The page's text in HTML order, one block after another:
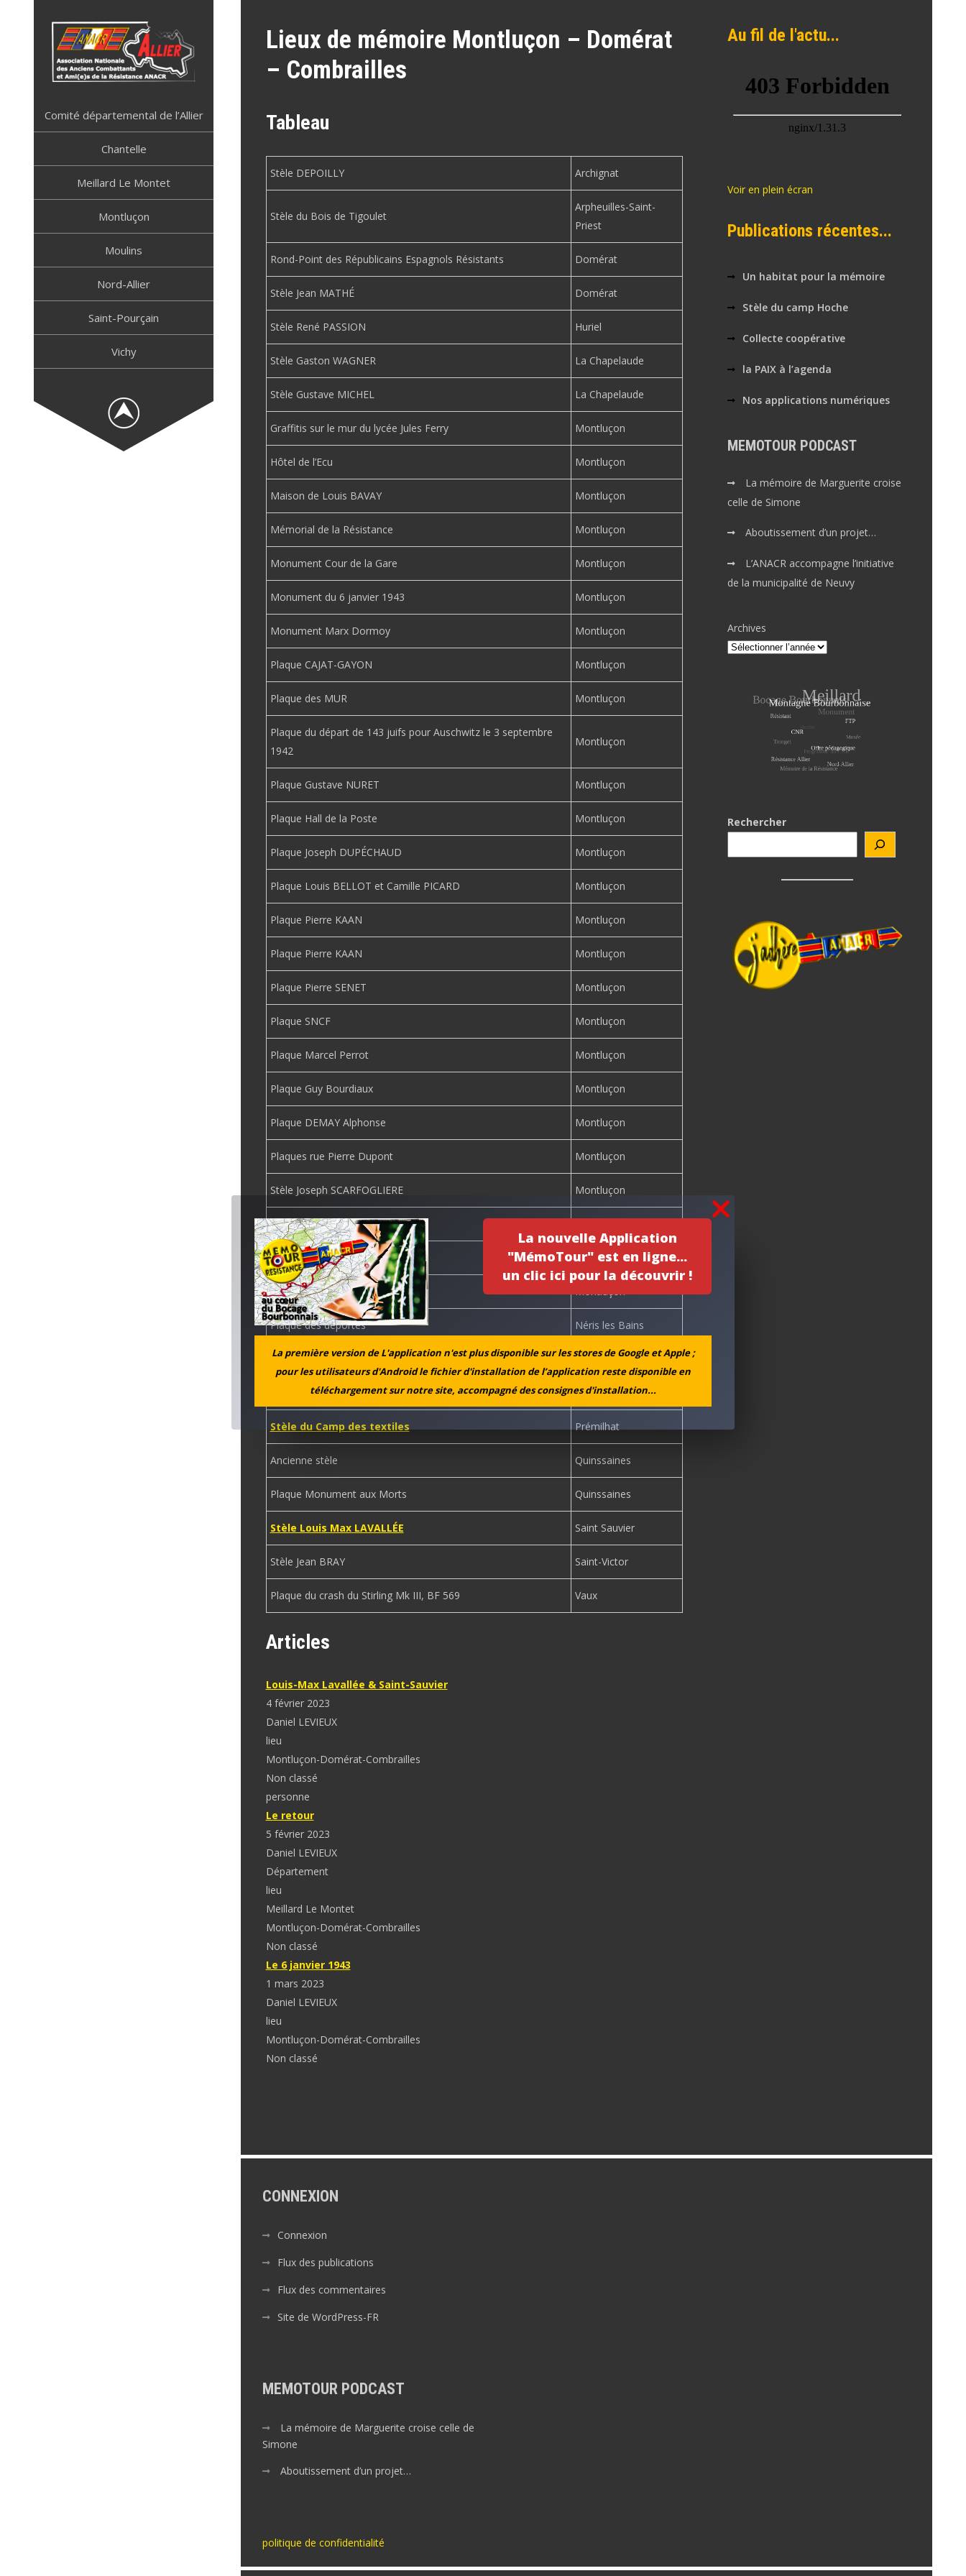
La nouvelle Application
"MémoTour" est en ligne...
un clic ici pour la découvrir !
La première version de L'application n'est plus disponible sur les stores de Google et Apple ;
pour les utilisateurs d'Android le fichier d'installation de l’application reste disponible en
téléchargement sur notre site, accompagné des consignes d'installation...
Comité départemental de l’Allier
Chantelle
Meillard Le Montet
Montluçon
Moulins
Nord-Allier
Saint-Pourçain
Vichy
Lieux de mémoire Montluçon – Domérat
– Combrailles
Tableau
Stèle DEPOILLY Archignat
Stèle du Bois de Tigoulet
Arpheuilles-Saint-
Priest
Rond-Point des Républicains Espagnols Résistants Domérat
Stèle Jean MATHÉ Domérat
Stèle René PASSION Huriel
Stèle Gaston WAGNER La Chapelaude
Stèle Gustave MICHEL La Chapelaude
Graffitis sur le mur du lycée Jules Ferry Montluçon
Hôtel de l’Ecu Montluçon
Maison de Louis BAVAY Montluçon
Mémorial de la Résistance Montluçon
Monument Cour de la Gare Montluçon
Monument du 6 janvier 1943 Montluçon
Monument Marx Dormoy Montluçon
Plaque CAJAT-GAYON Montluçon
Plaque des MUR Montluçon
Plaque du départ de 143 juifs pour Auschwitz le 3 septembre
1942
Montluçon
Plaque Gustave NURET Montluçon
Plaque Hall de la Poste Montluçon
Plaque Joseph DUPÉCHAUD Montluçon
Plaque Louis BELLOT et Camille PICARD Montluçon
Plaque Pierre KAAN Montluçon
Plaque Pierre KAAN Montluçon
Plaque Pierre SENET Montluçon
Plaque SNCF Montluçon
Plaque Marcel Perrot Montluçon
Plaque Guy Bourdiaux Montluçon
Plaque DEMAY Alphonse Montluçon
Plaques rue Pierre Dupont Montluçon
Stèle Joseph SCARFOGLIERE Montluçon
Stèle avenue Léon Blum
Stèle des Polonais Montluçon
Stèle Frédéric LEMAIRE Montluçon
Plaque des déportés Néris les Bains
Mémorial des Grises Prémilhat
Sépulture de fusillés des Grises Prémilhat
Stèle du Camp des textiles Prémilhat
Ancienne stèle Quinssaines
Plaque Monument aux Morts Quinssaines
Stèle Louis Max LAVALLÉE Saint Sauvier
Stèle Jean BRAY Saint-Victor
Plaque du crash du Stirling Mk III, BF 569 Vaux
Articles
Louis-Max Lavallée & Saint-Sauvier
4 février 2023
Daniel LEVIEUX
lieu
Montluçon-Domérat-Combrailles
Non classé
personne
Le retour
5 février 2023
Daniel LEVIEUX
Département
lieu
Meillard Le Montet
Montluçon-Domérat-Combrailles
Non classé
Le 6 janvier 1943
1 mars 2023
Daniel LEVIEUX
lieu
Montluçon-Domérat-Combrailles
Non classé
Au fil de l'actu...
Voir en plein écran
Publications récentes...
Un habitat pour la mémoire
Stèle du camp Hoche
Collecte coopérative
la PAIX à l’agenda
Nos applications numériques
MEMOTOUR PODCAST
La mémoire de Marguerite croise
celle de Simone
Aboutissement d’un projet…
L’ANACR accompagne l’initiative
de la municipalité de Neuvy
Archives
Rechercher
CONNEXION
Connexion
Flux des publications
Flux des commentaires
Site de WordPress-FR
MEMOTOUR PODCAST
La mémoire de Marguerite croise celle de
Simone
Aboutissement d’un projet…
politique de confidentialité